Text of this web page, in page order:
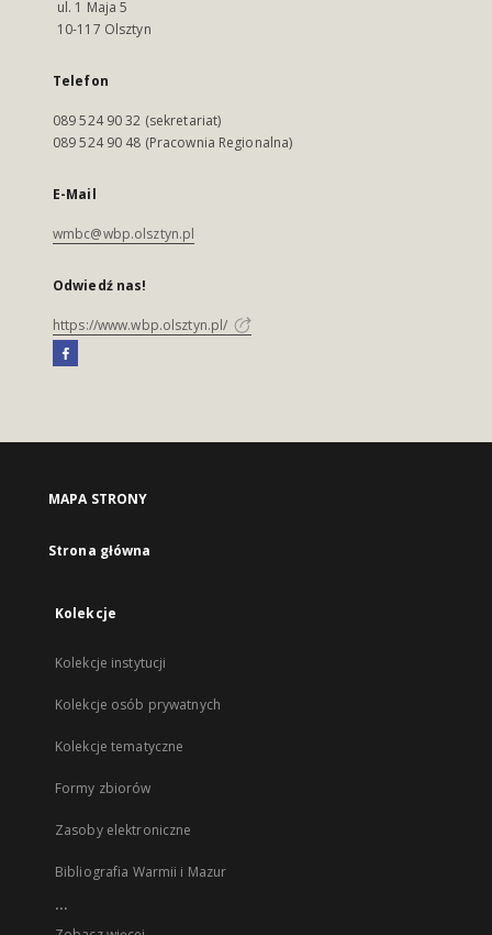
ul. 1 Maja 5
10-117 Olsztyn
Telefon
089 524 90 32 (sekretariat)
089 524 90 48 (Pracownia Regionalna)
E-Mail
wmbc@wbp.olsztyn.pl
Odwiedź nas!
https://www.wbp.olsztyn.pl/
MAPA STRONY
Strona główna
Kolekcje
Kolekcje instytucji
Kolekcje osób prywatnych
Kolekcje tematyczne
Formy zbiorów
Zasoby elektroniczne
Bibliografia Warmii i Mazur
...